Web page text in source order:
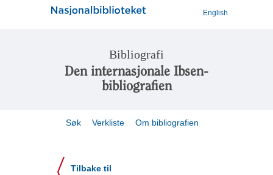
English
Bibliografi
Den internasjonale Ibsen-
bibliografien
Søk Verkliste Om bibliografien
Tilbake til